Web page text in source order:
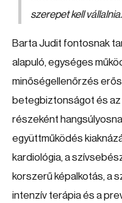
szerepet kell vállalnia.
Barta Judit fontosnak
alapuló, egységes
minőségellenőrzés
betegbiztonságot és az
részeként
együttműködés
kardiológia, a
korszerű képalkotás, a
intenzív terápia és a